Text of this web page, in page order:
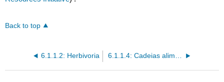
Back to top
6.1.1.2: Herbivoria 6.1.1.4: Cadeias alimentares e cadeias alimentares